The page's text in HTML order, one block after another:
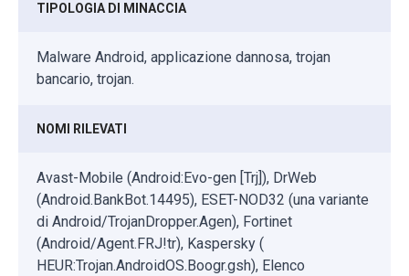
TIPOLOGIA DI MINACCIA
Malware Android, applicazione dannosa, trojan
bancario, trojan.
NOMI RILEVATI
Avast-Mobile (Android:Evo-gen [Trj]), DrWeb
(Android.BankBot.14495), ESET-NOD32 (una variante
di Android/TrojanDropper.Agen), Fortinet
(Android/Agent.FRJ!tr), Kaspersky (
HEUR:Trojan.AndroidOS.Boogr.gsh), Elenco